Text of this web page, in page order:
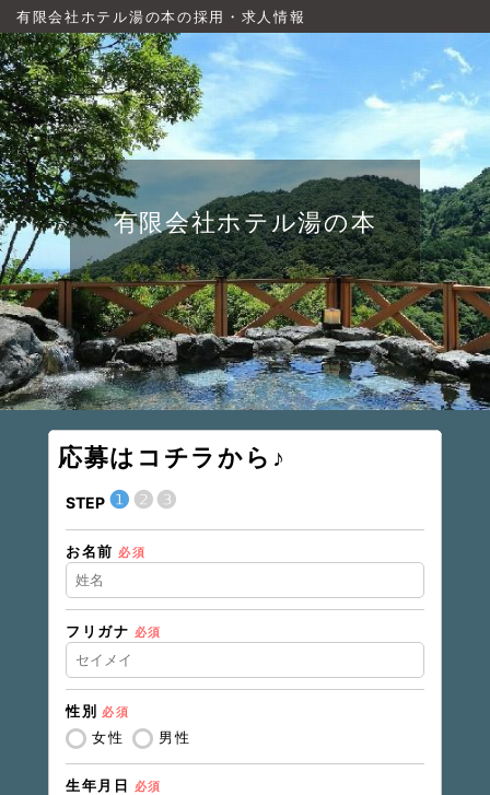
有限会社ホテル湯の本の採用・求人情報
有限会社ホテル湯の本
応募はコチラから♪
STEP ❶❷❸
お名前 必須
フリガナ 必須
性別 必須
女性 男性
生年月日 必須